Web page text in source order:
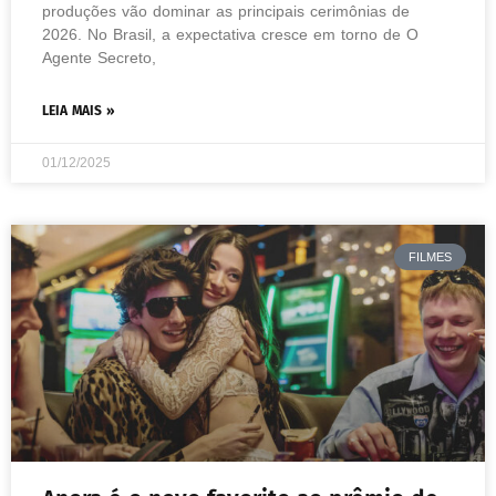
produções vão dominar as principais cerimônias de
2026. No Brasil, a expectativa cresce em torno de O
Agente Secreto,
LEIA MAIS »
01/12/2025
FILMES